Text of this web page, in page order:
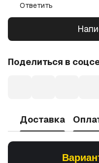
Ответить
Поделиться в
Доставка